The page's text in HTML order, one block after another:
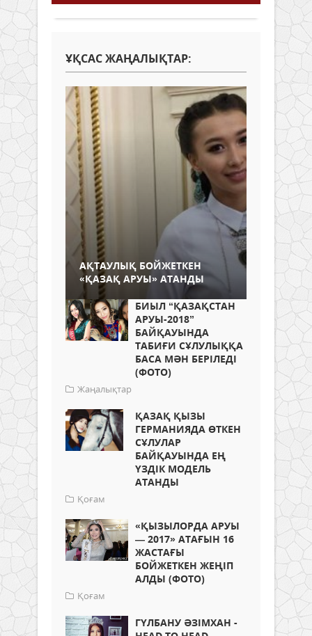
ҰҚСАС ЖАҢАЛЫҚТАР:
АҚТАУЛЫҚ БОЙЖЕТКЕН
«ҚАЗАҚ АРУЫ» АТАНДЫ
БИЫЛ “ҚАЗАҚСТАН
АРУЫ-2018”
БАЙҚАУЫНДА
ТАБИҒИ СҰЛУЛЫҚҚА
БАСА МӘН БЕРІЛЕДІ
(ФОТО)
Жаңалықтар
ҚАЗАҚ ҚЫЗЫ
ГЕРМАНИЯДА ӨТКЕН
СҰЛУЛАР
БАЙҚАУЫНДА ЕҢ
ҮЗДІК МОДЕЛЬ
АТАНДЫ
Қоғам
«ҚЫЗЫЛОРДА АРУЫ
— 2017» АТАҒЫН 16
ЖАСТАҒЫ
БОЙЖЕТКЕН ЖЕҢІП
АЛДЫ (ФОТО)
Қоғам
ГҮЛБАНУ ӘЗІМХАН -